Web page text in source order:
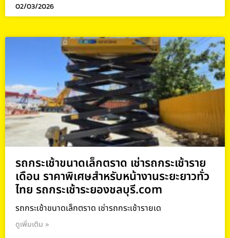
02/03/2026
รถกระเช้าขนาดเล็กตราด เช่ารถกระเช้าราย
เดือน ราคาพิเศษสำหรับหน้างานระยะยาวทั่ว
ไทย รถกระเช้าระยองชลบุรี.com
รถกระเช้าขนาดเล็กตราด เช่ารถกระเช้ารายเด
ดูเพิ่มเติม »